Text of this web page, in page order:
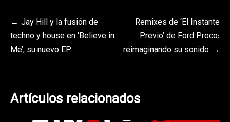
Navegación
de
Jay Hill y la fusión de
techno y house en ‘Believe in
Me’, su nuevo EP
Remixes de ‘El Instante
Previo’ de Ford Proco:
reimaginando su sonido
Artículos relacionados